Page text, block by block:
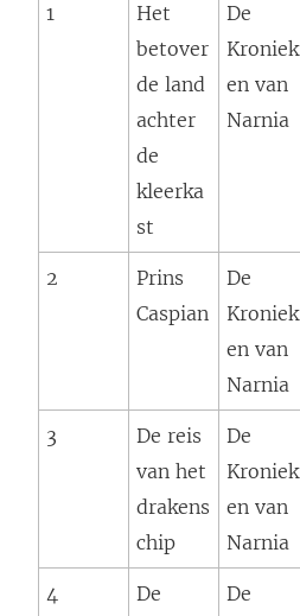
1
Het
betover
de land
achter
de
kleerka
st
De
Kroniek
en van
Narnia
2
Prins
Caspian
De
Kroniek
en van
Narnia
3
De reis
van het
drakens
chip
De
Kroniek
en van
Narnia
4
De
De